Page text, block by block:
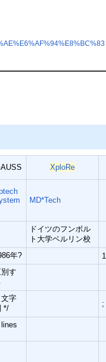
XploRe
MD*Tech
ドイツのフンボル
ト大学ベルリン校
年?
別す
字
*/
;